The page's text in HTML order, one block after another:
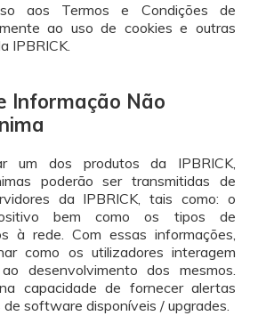
aos Termos e Condições de
ao uso de cookies e outras
IPBRICK.
Informação Não
um dos produtos da IPBRICK,
poderão ser transmitidas de
da IPBRICK, tais como: o
bem como os tipos de
à rede. Com essas informações,
como os utilizadores interagem
desenvolvimento dos mesmos.
capacidade de fornecer alertas
software disponíveis / upgrades.